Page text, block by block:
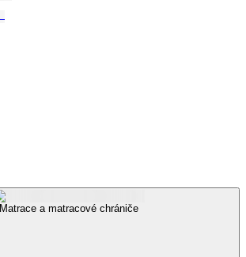
Matrace a matracové chrániče